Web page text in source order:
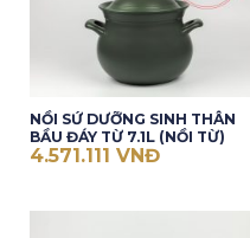
NỒI SỨ DƯỠNG SINH THÂN
BẦU ĐÁY TỪ 7.1L (NỒI TỪ)
4.571.111 VNĐ